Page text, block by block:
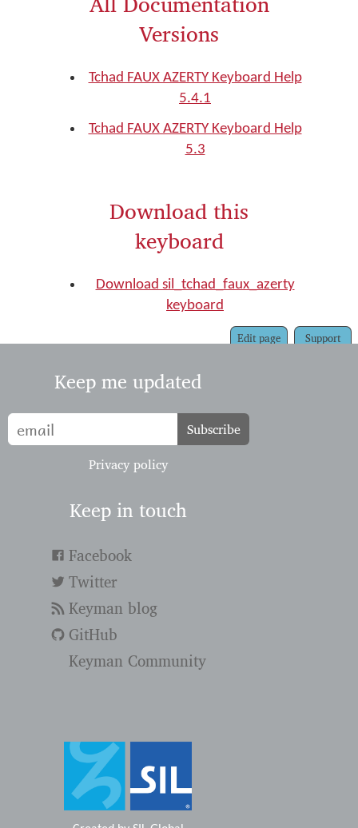
Versions
Tchad FAUX AZERTY Keyboard Help
5.4.1
Tchad FAUX AZERTY Keyboard Help
5.3
Download this
keyboard
Download sil_tchad_faux_azerty
keyboard
Support
Edit page
Keep me updated
Subscribe
Privacy policy
Keep in touch
Facebook
Twitter
Keyman blog
GitHub
Keyman Community